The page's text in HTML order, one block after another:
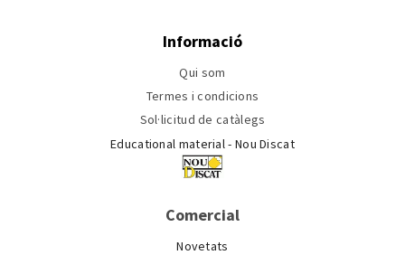
Informació
Qui som
Termes i condicions
Sol·licitud de catàlegs
Educational material - Nou Discat
Comercial
Novetats